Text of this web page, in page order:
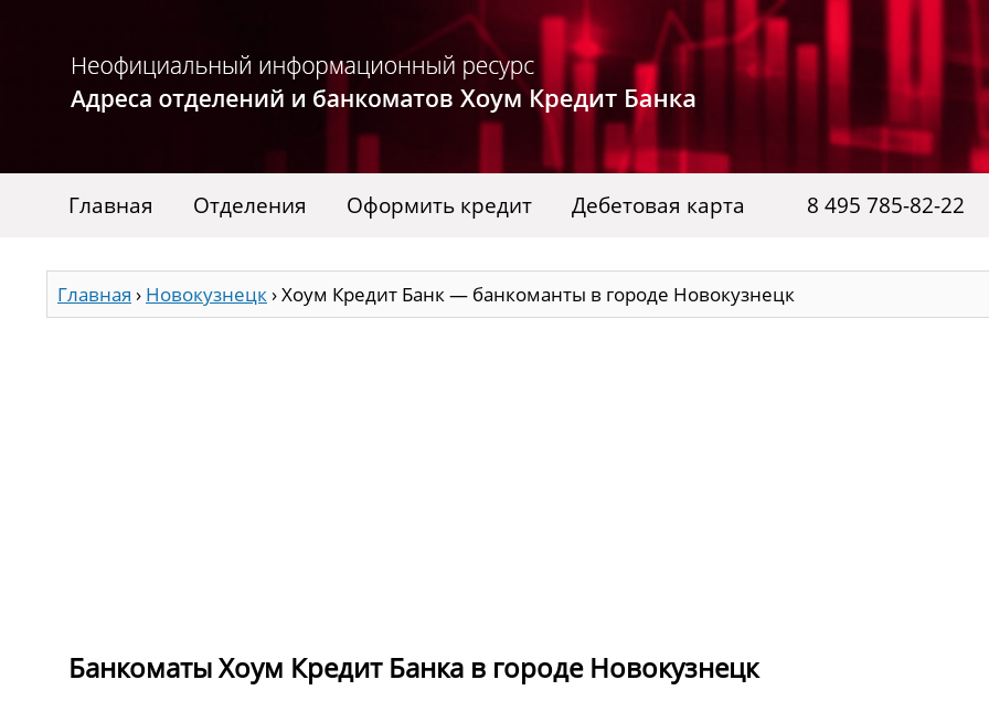
Главная Отделения Оформить кредит Дебетовая карта 8 495 785-82-22
Главная › Новокузнецк›Хоум Кредит Банк — банкоманты в городе Новокузнецк
Банкоматы Хоум Кредит Банка в городе Новокузнецк